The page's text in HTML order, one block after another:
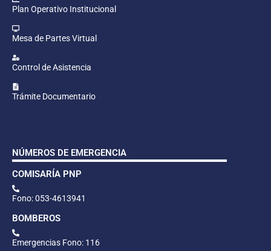
Plan Operativo Institucional
Mesa de Partes Virtual
Control de Asistencia
Trámite Documentario
NÚMEROS DE EMERGENCIA
COMISARÍA PNP
Fono: 053-4613941
BOMBEROS
Emergencias Fono: 116